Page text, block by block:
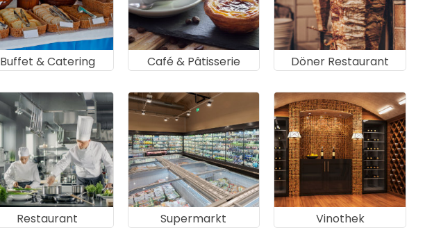
Buffet & Catering Café & Pâtisserie Döner Restaurant
Restaurant Supermarkt Vinothek